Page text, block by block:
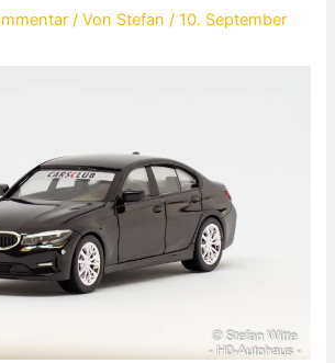
/ Von Stefan/10. September